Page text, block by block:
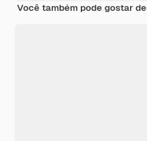
Você também pode gostar